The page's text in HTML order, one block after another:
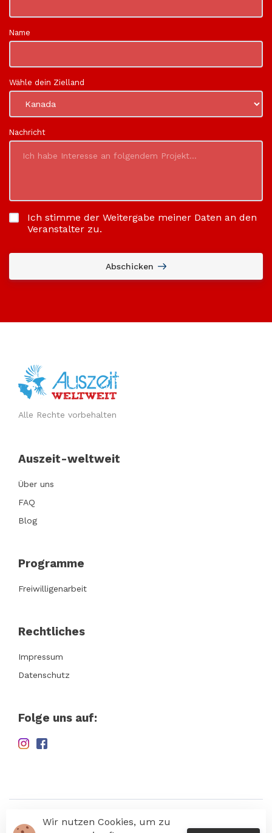
Name
Wähle dein Zielland
Nachricht
Ich stimme der Weitergabe meiner Daten an den
Veranstalter zu.
Abschicken
Alle Rechte vorbehalten
Auszeit-weltweit
Über uns
FAQ
Blog
Programme
Freiwilligenarbeit
Rechtliches
Impressum
Datenschutz
Folge uns auf:
Wir nutzen Cookies, um zu